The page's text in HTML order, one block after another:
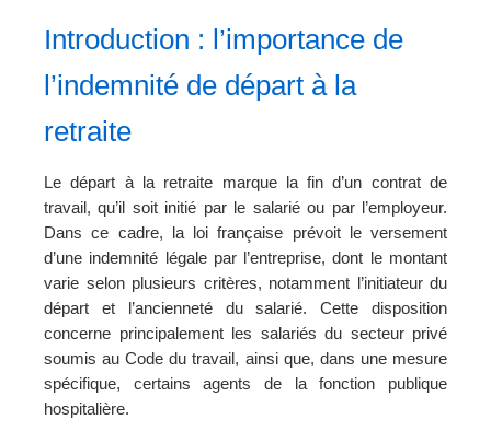
Introduction : l’importance de
l’indemnité de départ à la
retraite
Le départ à la retraite marque la fin d’un contrat de
travail, qu’il soit initié par le salarié ou par l’employeur.
Dans ce cadre, la loi française prévoit le versement
d’une indemnité légale par l’entreprise, dont le montant
varie selon plusieurs critères, notamment l’initiateur du
départ et l’ancienneté du salarié. Cette disposition
concerne principalement les salariés du secteur privé
soumis au Code du travail, ainsi que, dans une mesure
spécifique, certains agents de la fonction publique
hospitalière.